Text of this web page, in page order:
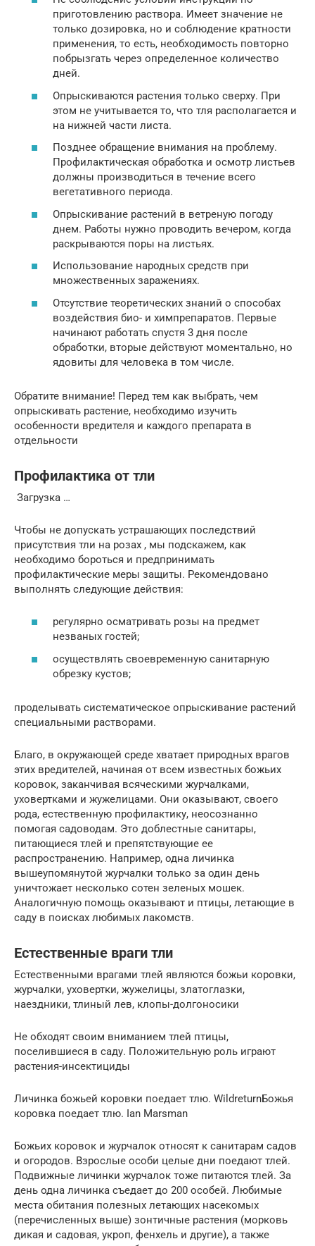
приготовлению раствора. Имеет значение не
только дозировка, но и соблюдение кратности
применения, то есть, необходимость повторно
побрызгать через определенное количество
дней.
Опрыскиваются растения только сверху. При
этом не учитывается то, что тля располагается и
на нижней части листа.
Позднее обращение внимания на проблему.
Профилактическая обработка и осмотр листьев
должны производиться в течение всего
вегетативного периода.
Опрыскивание растений в ветреную погоду
днем. Работы нужно проводить вечером, когда
раскрываются поры на листьях.
Использование народных средств при
множественных заражениях.
Отсутствие теоретических знаний о способах
воздействия био- и химпрепаратов. Первые
начинают работать спустя 3 дня после
обработки, вторые действуют моментально, но
ядовиты для человека в том числе.
Обратите внимание! Перед тем как выбрать, чем
опрыскивать растение, необходимо изучить
особенности вредителя и каждого препарата в
отдельности
Профилактика от тли
Загрузка …
Чтобы не допускать устрашающих последствий
присутствия тли на розах , мы подскажем, как
необходимо бороться и предпринимать
профилактические меры защиты. Рекомендовано
выполнять следующие действия:
регулярно осматривать розы на предмет
незваных гостей;
осуществлять своевременную санитарную
обрезку кустов;
проделывать систематическое опрыскивание растений
специальными растворами.
Благо, в окружающей среде хватает природных врагов
этих вредителей, начиная от всем известных божьих
коровок, заканчивая всяческими журчалками,
уховертками и жужелицами. Они оказывают, своего
рода, естественную профилактику, неосознанно
помогая садоводам. Это доблестные санитары,
питающиеся тлей и препятствующие ее
распространению. Например, одна личинка
вышеупомянутой журчалки только за один день
уничтожает несколько сотен зеленых мошек.
Аналогичную помощь оказывают и птицы, летающие в
саду в поисках любимых лакомств.
Естественные враги тли
Естественными врагами тлей являются божьи коровки,
журчалки, уховертки, жужелицы, златоглазки,
наездники, тлиный лев, клопы-долгоносики
Не обходят своим вниманием тлей птицы,
поселившиеся в саду. Положительную роль играют
растения-инсектициды
Личинка божьей коровки поедает тлю. WildreturnБожья
коровка поедает тлю. Ian Marsman
Божьих коровок и журчалок относят к санитарам садов
и огородов. Взрослые особи целые дни поедают тлей.
Подвижные личинки журчалок тоже питаются тлей. За
день одна личинка съедает до 200 особей. Любимые
места обитания полезных летающих насекомых
(перечисленных выше) зонтичные растения (морковь
дикая и садовая, укроп, фенхель и другие), а также